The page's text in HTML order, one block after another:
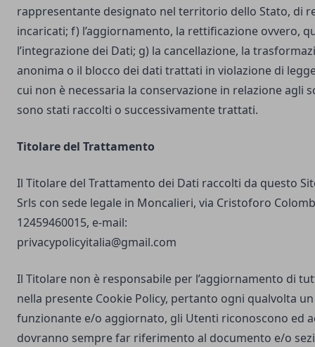
rappresentante designato nel territorio dello Stato, di
incaricati; f) l’aggiornamento, la rettificazione ovvero,
l’integrazione dei Dati; g) la cancellazione, la
anonima o il blocco dei dati trattati in violazione di
cui non è necessaria la conservazione in relazione agli
sono stati raccolti o successivamente trattati.
Titolare del Trattamento
Il Titolare del Trattamento dei Dati raccolti da questo
Srls con sede legale in Moncalieri, via Cristoforo
12459460015, e-mail:
privacypolicyitalia@gmail.com
Il Titolare non è responsabile per l’aggiornamento di
nella presente Cookie Policy, pertanto ogni qualvolta
funzionante e/o aggiornato, gli Utenti riconoscono ed
dovranno sempre far riferimento al documento e/o